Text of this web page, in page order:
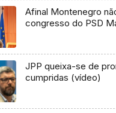
Afinal Montenegro
congresso do PSD
JPP queixa-se de
cumpridas (vídeo)